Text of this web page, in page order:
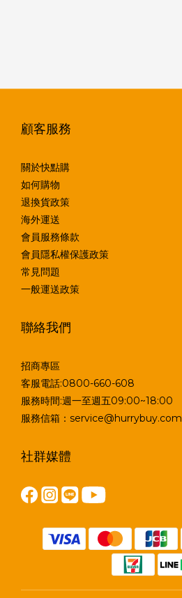
顧客服務
關於快點購
如何購物
退換貨政策
海外運送
會員服務條款
會員隱私權保護政策
常見問題
一般運送政策
聯絡我們
招商專區
客服電話:0800-660-608
服務時間:週一至週五09:00~18:00
服務信箱：service@hurrybuy.com
社群媒體